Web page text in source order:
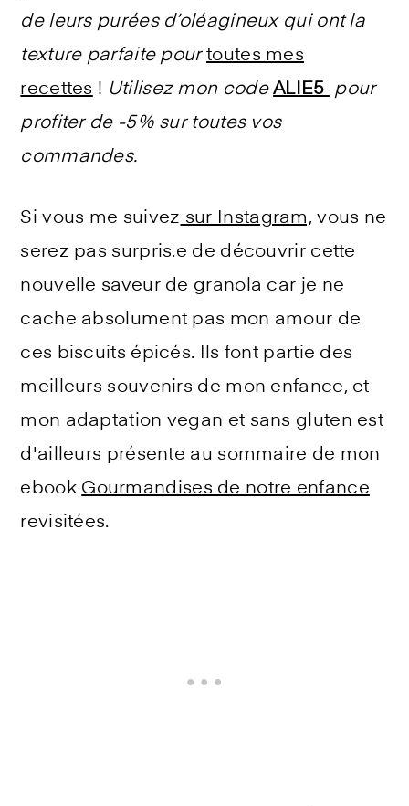
de leurs purées d’oléagineux qui ont la
texture parfaite pour toutes mes
recettes ! Utilisez mon codeALIE5 pour
profiter de -5% sur toutes vos
commandes.
Si vous me suivez sur Instagram, vous ne
serez pas surpris.e de découvrir cette
nouvelle saveur de granola car je ne
cache absolument pas mon amour de
ces biscuits épicés. Ils font partie des
meilleurs souvenirs de mon enfance, et
mon adaptation vegan et sans gluten est
d'ailleurs présente au sommaire de mon
ebook Gourmandises de notre enfance
revisitées.